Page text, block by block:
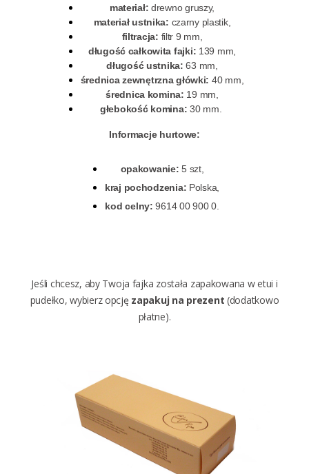
materiał: drewno gruszy,
materiał ustnika: czarny plastik,
filtracja: filtr 9 mm,
długość całkowita fajki: 139 mm,
długość ustnika: 63 mm,
średnica zewnętrzna główki: 40 mm,
średnica komina: 19 mm,
głebokość komina: 30 mm.
Informacje hurtowe:
opakowanie: 5 szt,
kraj pochodzenia: Polska,
kod celny: 9614 00 900 0.
Jeśli chcesz, aby Twoja fajka została zapakowana w etui i
pudełko, wybierz opcję zapakuj na prezent (dodatkowo
płatne).